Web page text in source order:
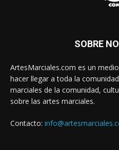
SOBRE
ArtesMarciales.com es un
hacer llegar a toda la
marciales de la comunidad,
sobre las artes marciales.
Contacto: